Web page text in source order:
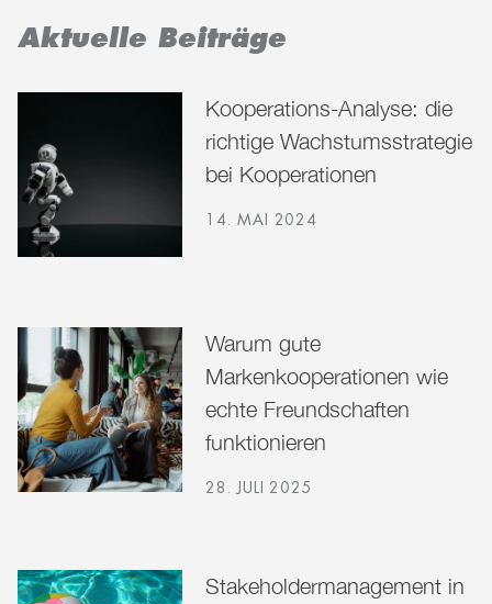
Aktuelle Beiträge
Kooperations-Analyse: die
richtige Wachstumsstrategie
bei Kooperationen
14. MAI 2024
Warum gute
Markenkooperationen wie
echte Freundschaften
funktionieren
28. JULI 2025
Stakeholdermanagement in